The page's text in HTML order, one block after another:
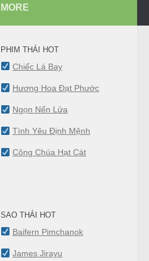
MORE
PHIM THÁI HOT
Chiếc Lá Bay
Hương Hoa Đạt Phước
Ngọn Nến Lửa
Tình Yêu Định Mệnh
Công Chúa Hạt Cát
SAO THÁI HOT
Baifern Pimchanok
James Jirayu